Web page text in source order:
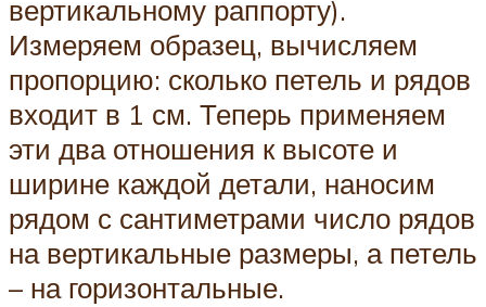
вертикальному раппорту).
Измеряем образец, вычисляем
пропорцию: сколько петель и рядов
входит в 1 см. Теперь применяем
эти два отношения к высоте и
ширине каждой детали, наносим
рядом с сантиметрами число рядов
на вертикальные размеры, а петель
– на горизонтальные.